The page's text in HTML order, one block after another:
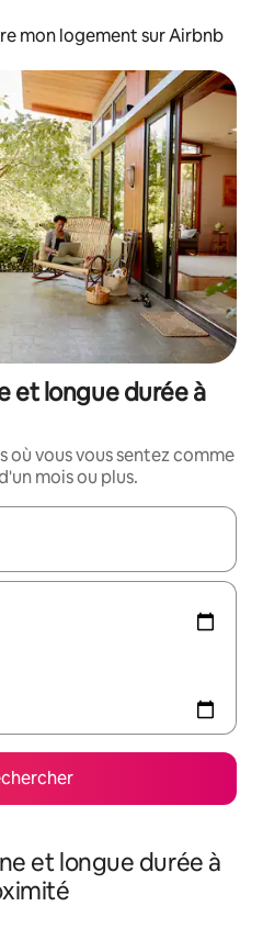
mon logement sur Airbnb
et longue durée à
où vous vous sentez comme
mois ou plus.
utilisez les flèches vers le
et longue durée à